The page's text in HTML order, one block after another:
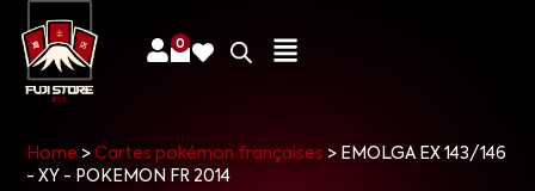
0
Home >Cartes pokémon françaises > EMOLGA EX 143/146
- XY - POKEMON FR 2014